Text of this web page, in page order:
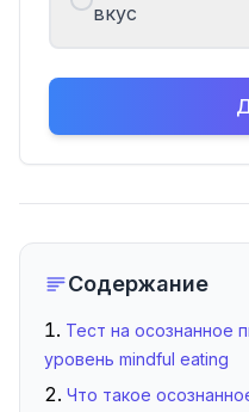
вкус
Тест на осознанное
Содержание
Тест на осознанное
уровень mindful eating
Что такое